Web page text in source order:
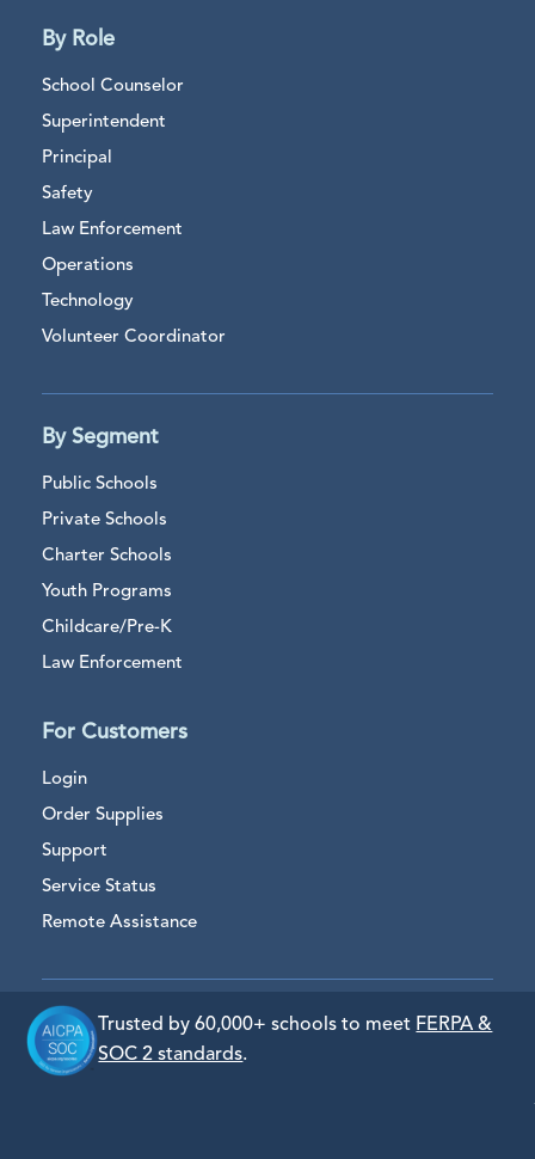
By Role
School Counselor
Superintendent
Principal
Safety
Law Enforcement
Operations
Technology
Volunteer Coordinator
By Segment
Public Schools
Private Schools
Charter Schools
Youth Programs
Childcare/Pre-K
Law Enforcement
For Customers
Login
Order Supplies
Support
Service Status
Remote Assistance
Trusted by 60,000+ schools to meet FERPA &
SOC 2 standards.